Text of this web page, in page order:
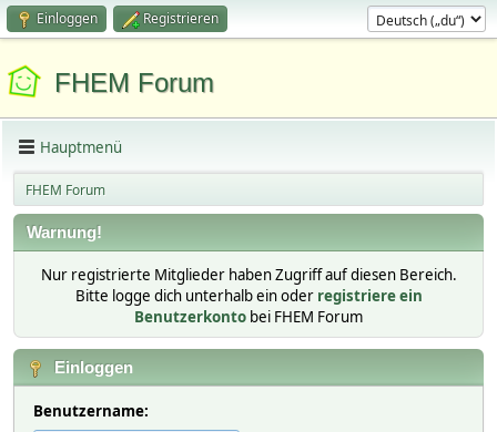
Einloggen Registrieren
FHEM Forum
Hauptmenü
FHEM Forum
Warnung!
Nur registrierte Mitglieder haben Zugriff auf diesen Bereich.
Bitte logge dich unterhalb ein oder registriere ein
Benutzerkonto bei FHEM Forum
Einloggen
Benutzername: